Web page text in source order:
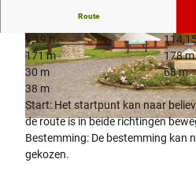
© Stadt Petershagen |CC-BY-SA
© Stadt Petershagen |CC-BY-SA ©
Route
7:19 h
171 m
178 m
30 m
68 m
38 m
Start: Het startpunt kan naar
de route is in beide richtingen
Bestemming: De bestemming kan
gekozen.